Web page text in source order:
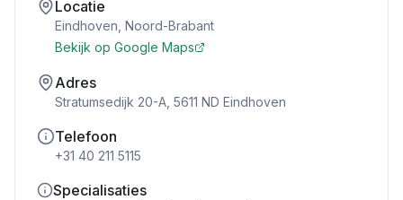
Locatie
Eindhoven Noord-Brabant
Bekijk op Google Maps
Adres
Stratumsedijk 20-A, 5611 ND Eindhoven
Telefoon
+31 40 211 5115
Specialisaties